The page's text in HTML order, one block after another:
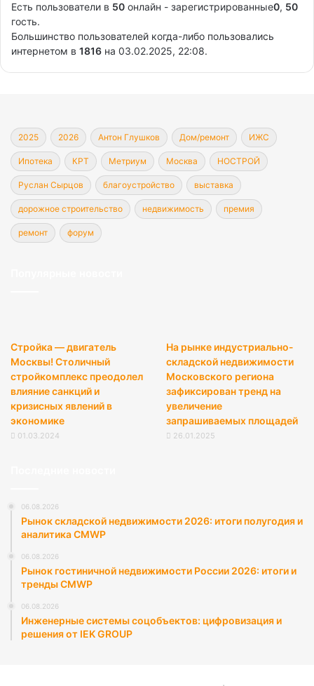
Есть пользователи в 50 онлайн - зарегистрированные0, 50
гость.
Большинство пользователей когда-либо пользовались
интернетом в 1816 на 03.02.2025, 22:08.
2025 2026 Антон Глушков Дом/ремонт ИЖС
Ипотека КРТ Метриум Москва НОСТРОЙ
Руслан Сырцов благоустройство выставка
дорожное строительство недвижимость премия
ремонт форум
Стройка — двигатель
Москвы! Столичный
стройкомплекс преодолел
влияние санкций и
кризисных явлений в
экономике
01.03.2024
На рынке индустриально-
складской недвижимости
Московского региона
зафиксирован тренд на
увеличение
запрашиваемых площадей
26.01.2025
06.08.2026
Рынок складской недвижимости 2026: итоги полугодия и
аналитика CMWP
06.08.2026
Рынок гостиничной недвижимости России 2026: итоги и
тренды CMWP
06.08.2026
Инженерные системы соцобъектов: цифровизация и
решения от IEK GROUP